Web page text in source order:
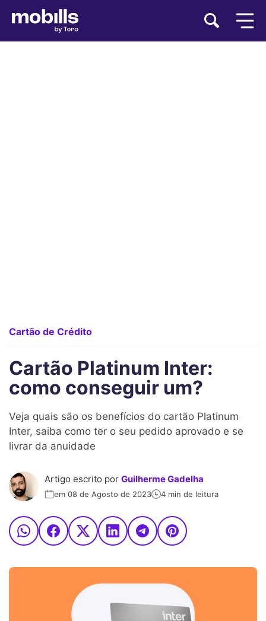
Cartão de Crédito
Cartão Platinum Inter:
como conseguir um?
Veja quais são os benefícios do cartão Platinum
Inter, saiba como ter o seu pedido aprovado e se
livrar da anuidade
Artigo escrito por Guilherme Gadelha
em 08 de Agosto de 2023 4 min de leitura